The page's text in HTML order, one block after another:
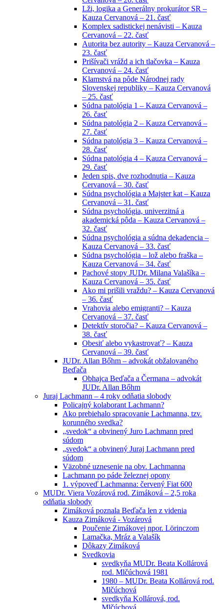
Lži, logika a Generálny prokurátor SR –
Kauza Cervanová – 21. časť
Komplex sadistickej nenávisti – Kauza
Cervanová – 22. časť
Autorita bez autority – Kauza Cervanová –
23. časť
Prišívači vrážd a ich tlačovka – Kauza
Cervanová – 24. časť
Klamstvá na pôde Národnej rady
Slovenskej republiky – Kauza Cervanová
– 25. časť
Súdna patológia 1 – Kauza Cervanová –
26. časť
Súdna patológia 2 – Kauza Cervanová –
27. časť
Súdna patológia 3 – Kauza Cervanová –
28. časť
Súdna patológia 4 – Kauza Cervanová –
29. časť
Jeden spis, dve rozhodnutia – Kauza
Cervanová – 30. časť
Súdna psychológia a Majster kat – Kauza
Cervanová – 31. časť
Súdna psychológia, univerzitná a
akademická pôda – Kauza Cervanová –
32. časť
Súdna psychológia a súdna dekadencia –
Kauza Cervanová – 33. časť
Súdna psychológia – lož alebo fraška –
Kauza Cervanová – 34. časť
Pachové stopy JUDr. Milana Valašíka –
Kauza Cervanová – 35. časť
Ako mi prišili vraždu? – Kauza Cervanová
– 36. časť
Vrahovia alebo emigranti? – Kauza
Cervanová – 37. časť
Detektív storočia? – Kauza Cervanová –
38. časť
Obesiť alebo vykastrovať? – Kauza
Cervanová – 39. časť
JUDr. Allan Bőhm – advokát obžalovaného
Beďača
Obhajca Beďača a Čermana – advokát
JUDr. Allan Bőhm
Juraj Lachmann – 4 roky odňatia slobody
Policajný kolaborant Lachmann?
Ako prebiehalo spracovanie Lachmanna, tzv.
korunného svedka?
„svedok“ a obvinený Juro Lachmann pred
súdom
„svedok“ a obvinený Juraj Lachmann pred
súdom
Väzobné uznesenie na obv. Lachmanna
Lachmann po páde železnej opony
1. výpoveď Lachmanna: červený Fiat 600
MUDr. Viera Vozárová rod. Zimáková – 2,5 roka
odňatia slobody
Zimáková poznala Beďača len z videnia
Kauza Zimáková - Vozárová
Poučenie Zimákovej npor. Lörinczom
Lamačka, Mráz a Valašík
Dôkazy Zimáková
Svedkovia
svedkyňa MUDr. Beata Kollárová
rod. Mlčúchová 1981
1980 – MUDr. Beata Kollárová rod.
Mlčúchová
svedkyňa Kollárová, rod.
Mlčúchová